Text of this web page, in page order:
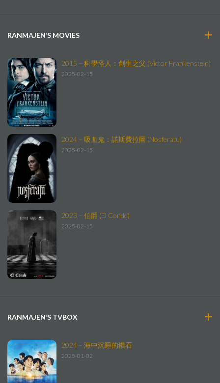
RANMAJEN’S MOVIES
2015 – 科學怪人：創生之父 (Victor Frankenstein)
2025-02-15
2024 – 吸血鬼：諾斯費拉圖 (Nosferatu)
2025-02-15
2023 – 伯爵 (El Conde)
2025-02-15
RANMAJEN’S TVBOX
2024 – 海中沉睡的鑽石
2025-01-02